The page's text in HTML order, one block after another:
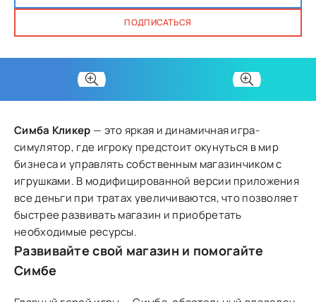
ПОДПИСАТЬСЯ
Симба Кликер — это яркая и динамичная игра-
симулятор, где игроку предстоит окунуться в мир
бизнеса и управлять собственным магазинчиком с
игрушками. В модифицированной версии приложения
все деньги при тратах увеличиваются, что позволяет
быстрее развивать магазин и приобретать
необходимые ресурсы.
Развивайте свой магазин и помогайте
Симбе